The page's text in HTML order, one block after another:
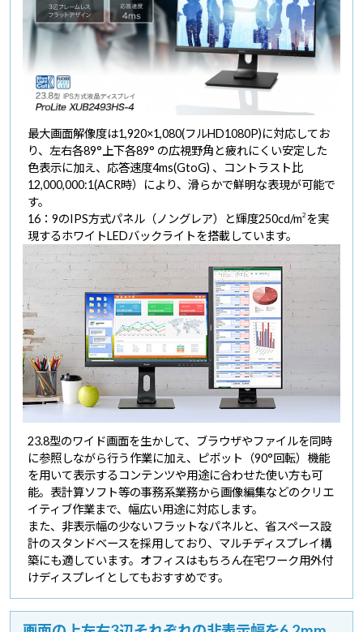
最大画面解像度は1,920×1,080(フルHD1080P)に対応してお
り、左右各89°上下各89° の広視野角と疲れにくい安定した
色表示に加え、応答速度4ms(GtoG) 、コントラスト比
12,000,000:1(ACR時）により、滑らかで鮮明な表現が可能で
す。
16：9のIPS方式パネル（ノングレア）と輝度250cd/m2 を実
現するホワイトLEDバックライトを搭載しています。
23.8型のワイド画面を生かして、ブラウザやファイルを同時
に参照しながら行う作業に加え、ピボット（90°回転）機能
を用いて表示するコンテンツや用途に合わせた使い方も可
能。表計算ソフト等の事務系業務から画像編集などのクリエ
イティブ作業まで、幅広い用途に対応します。
また、非表示幅の少ないフラットなパネルと、省スペース設
計のスタンドベースを採用しており、マルチディスプレイ構
築にも適しています。オフィスはもちろん在宅ワーク用外付
けディスプレイとしてもおすすめです。